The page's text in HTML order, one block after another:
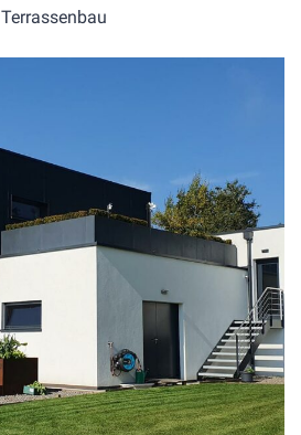
Terrassenbau